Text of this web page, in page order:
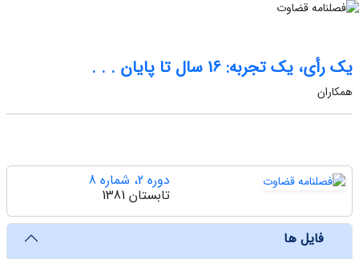
یک رأی، یک تجربه: 16 سال تا پایان . . .
همکاران
دوره 2، شماره 8
تابستان 1381
فایل ها